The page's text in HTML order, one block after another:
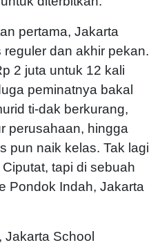
pertama, Jakarta
dan akhir pekan.
2 juta untuk 12 kali
peminatnya bakal
ti-dak berkurang,
perusahaan, hingga
naik kelas. Tak lagi
tapi di sebuah
Pondok Indah, Jakarta
School